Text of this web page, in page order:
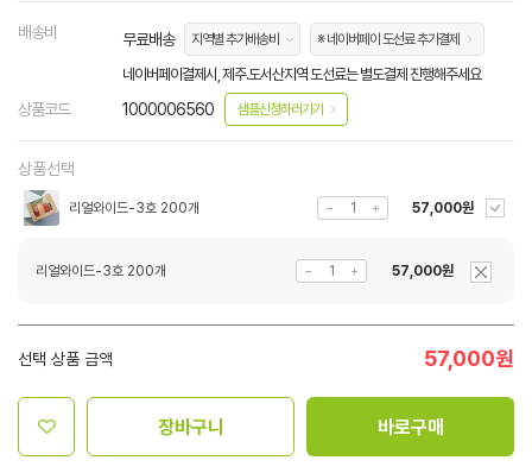
배송비 무료배송 지역별 추가배송비 ※ 네이버페이 도선료 추가결제
네이버페이결제시, 제주.도서산지역 도선료는 별도결제 진행해주세요
상품코드 1000006560 샘플신청하러가기
상품선택
리얼와이드-3호 200개 57,000원
리얼와이드-3호 200개 57,000원
선택 상품 금액 57,000원
장바구니 바로구매